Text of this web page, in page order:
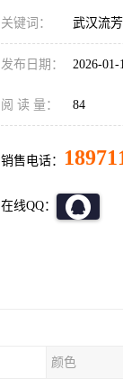
关键词： 武汉流
发布日期： 2026-01-
阅 读 量： 84
销售电话：
在线QQ：
颜色